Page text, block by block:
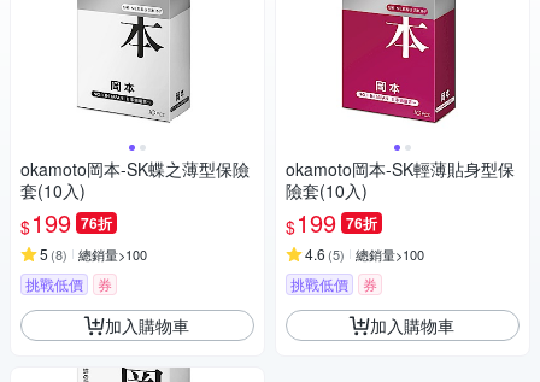
okamoto岡本-SK蝶之薄型保險
套(10入)
$199 76折
5 (8) 總銷量>100
挑戰低價 券
加入購物車
okamoto岡本-SK輕薄貼身型保
險套(10入)
$199 76折
4.6 (5) 總銷量>100
挑戰低價 券
加入購物車